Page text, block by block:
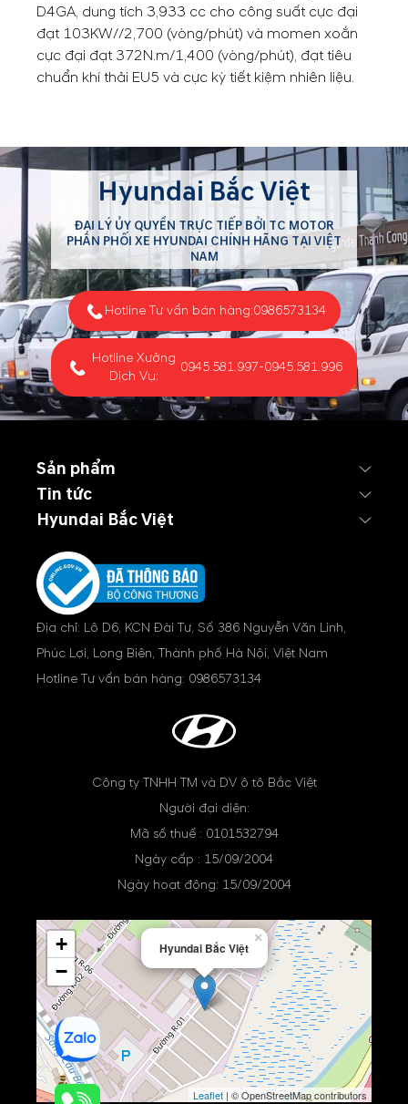
D4GA, dung tích 3,933 cc cho công suất cực đại
đạt 103KW//2,700 (vòng/phút) và momen xoắn
cực đại đạt 372N.m/1,400 (vòng/phút), đạt tiêu
chuẩn khí thải EU5 và cực kỳ tiết kiệm nhiên liệu.
Hyundai Bắc Việt
ĐẠI LÝ ỦY QUYỀN TRỰC TIẾP BỞI TC MOTOR
PHÂN PHỐI XE HYUNDAI CHÍNH HÃNG TẠI VIỆT
NAM
Hotline Tư vấn bán hàng:0986573134
Hotline Xưởng
Dịch Vụ:
0945.581.997-0945.581.996
Sản phẩm
Tin tức
Hyundai Bắc Việt
Địa chỉ: Lô D6, KCN Đài Tư, Số 386 Nguyễn Văn Linh,
Phúc Lợi, Long Biên, Thành phố Hà Nội, Việt Nam
Hotline Tư vấn bán hàng: 0986573134
Công ty TNHH TM và DV ô tô Bắc Việt
Người đại diện:
Mã số thuế : 0101532794
Ngày cấp : 15/09/2004
Ngày hoạt động: 15/09/2004
Hyundai Bắc Việt
×
+
−
Leaflet | © OpenStreetMap contributors